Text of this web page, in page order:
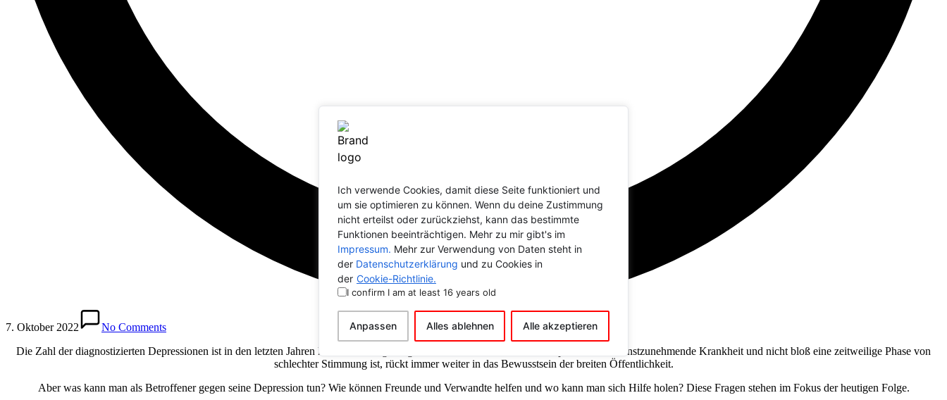
Ich verwende Cookies, damit diese Seite funktioniert und
um sie optimieren zu können. Wenn du deine Zustimmung
nicht erteilst oder zurückziehst, kann das bestimmte
Funktionen beeinträchtigen. Mehr zu mir gibt's im
Impressum. Mehr zur Verwendung von Daten steht in
der Datenschutzerklärung und zu Cookies in
der Cookie-Richtlinie.
I confirm I am at least 16 years old
Anpassen Alles ablehnen Alle akzeptieren
7. Oktober 2022
No Comments
Die Zahl der diagnostizierten Depressionen ist in den letzten Jahren kontinuierlich gestiegen. Die Erkenntnis, dass eine Depression eine ernstzunehmende Krankheit und nicht bloß eine zeitweilige Phase von
schlechter Stimmung ist, rückt immer weiter in das Bewusstsein der breiten Öffentlichkeit.
Aber was kann man als Betroffener gegen seine Depression tun? Wie können Freunde und Verwandte helfen und wo kann man sich Hilfe holen? Diese Fragen stehen im Fokus der heutigen Folge.